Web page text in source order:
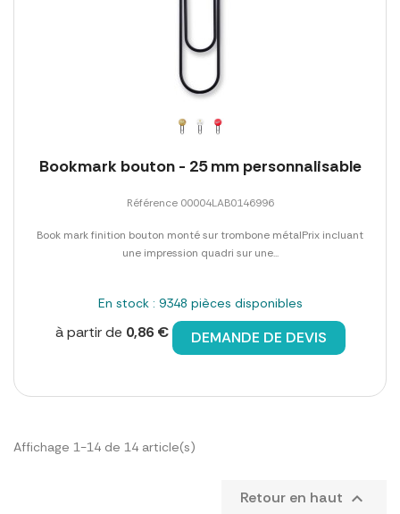
Bookmark bouton - 25 mm personnalisable
Référence 00004LAB0146996
Book mark finition bouton monté sur trombone métalPrix incluant
une impression quadri sur une...
En stock : 9348 pièces disponibles
à partir de 0,86 € DEMANDE DE DEVIS
Affichage 1-14 de 14 article(s)
Retour en haut 